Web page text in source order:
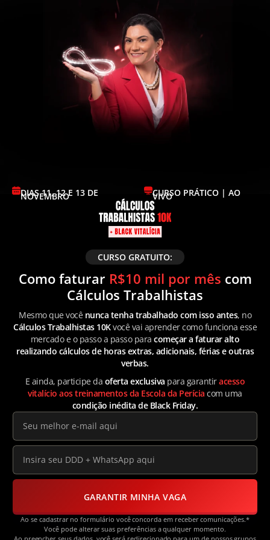
CURSO GRATUITO:
Como faturar R$10 mil por mês com
Cálculos Trabalhistas
Mesmo que você nunca tenha trabalhado com isso antes, no
Cálculos Trabalhistas 10Kvocê vai aprender como funciona esse
mercado e o passo a passo paracomeçar a faturar alto
realizando cálculos de horas extras, adicionais, férias e outras
verbas.
E ainda, participe da oferta exclusiva para garantiracesso
vitalício aos treinamentos da Escola da Perícia com uma
condição inédita de Black Friday.
DIAS 11, 12 E 13 DE
NOVEMBRO CURSO PRÁTICO | AO
VIVO
GARANTIR MINHA VAGA
Ao se cadastrar no formulário você concorda em receber comunicações.*
Você pode alterar suas preferências a qualquer momento.